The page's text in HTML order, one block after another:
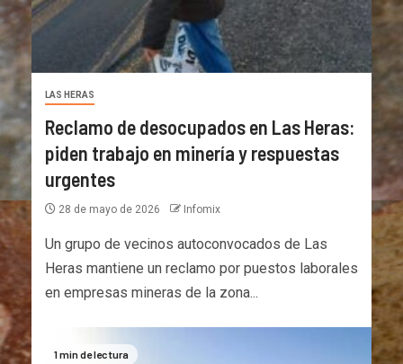
LAS HERAS
Reclamo de desocupados en Las Heras:
piden trabajo en minería y respuestas
urgentes
28 de mayo de 2026 Infomix
Un grupo de vecinos autoconvocados de Las
Heras mantiene un reclamo por puestos laborales
en empresas mineras de la zona...
1 min de lectura